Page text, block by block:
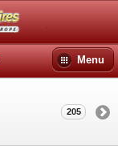
Menu
205